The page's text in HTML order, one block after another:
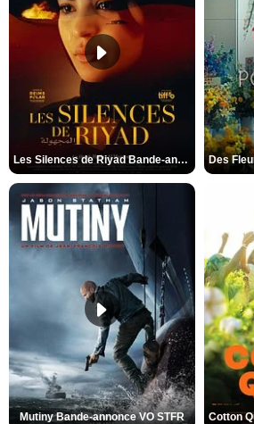
Les Silences de Riyad Bande-annonce VO STFR
Mutiny Bande-annonce VO STFR